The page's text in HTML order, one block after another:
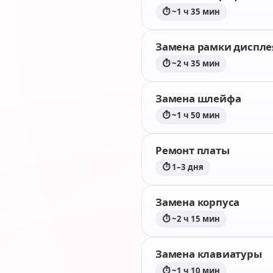
⏱ ~1 ч 35 мин
Замена рамки
⏱ ~2 ч 35 мин
Замена шлейфа
⏱ ~1 ч 50 мин
Ремонт платы
⏱ 1–3 дня
Замена корпуса
⏱ ~2 ч 15 мин
Замена клавиатуры
⏱ ~1 ч 10 мин